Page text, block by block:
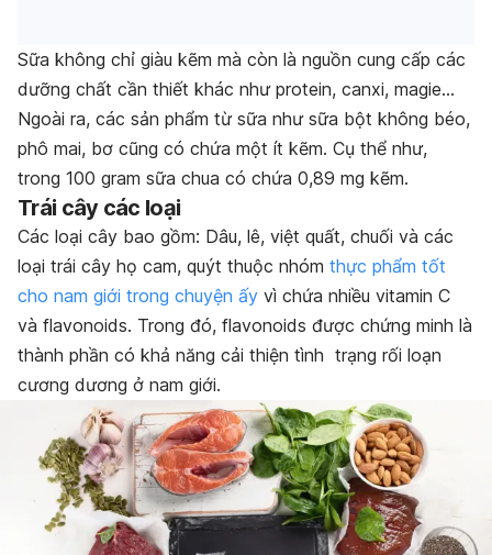
Sữa không chỉ giàu kẽm mà còn là nguồn cung cấp các
dưỡng chất cần thiết khác như protein, canxi, magie…
Ngoài ra, các sản phẩm từ sữa như sữa bột không béo,
phô mai, bơ cũng có chứa một ít kẽm. Cụ thể như,
trong 100 gram sữa chua có chứa 0,89 mg kẽm.
Trái cây các loại
Các loại cây bao gồm: Dâu, lê, việt quất, chuối và các
loại trái cây họ cam, quýt thuộc nhóm thực phẩm tốt
cho nam giới trong chuyện ấy vì chứa nhiều vitamin C
và flavonoids. Trong đó, flavonoids được chứng minh là
thành phần có khả năng cải thiện tình trạng rối loạn
cương dương ở nam giới.